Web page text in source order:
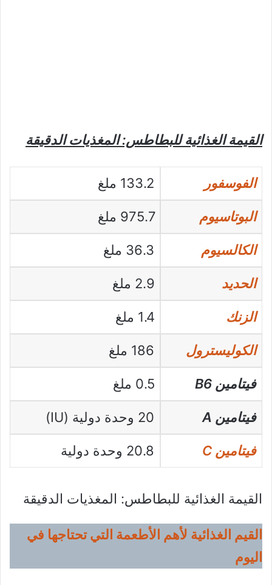
القيمة الغذائية للبطاطس: المغذيات الدقيقة
الفوسفور 133.2 ملغ
البوتاسيوم 975.7 ملغ
الكالسيوم 36.3 ملغ
الحديد 2.9 ملغ
الزنك 1.4 ملغ
الكوليسترول 186 ملغ
فيتامين B6 0.5 ملغ
فيتامين A 20 وحدة دولية (IU)
فيتامين C 20.8 وحدة دولية
القيمة الغذائية للبطاطس: المغذيات الدقيقة
القيم الغذائية لأهم الأطعمة التي تحتاجها في
اليوم